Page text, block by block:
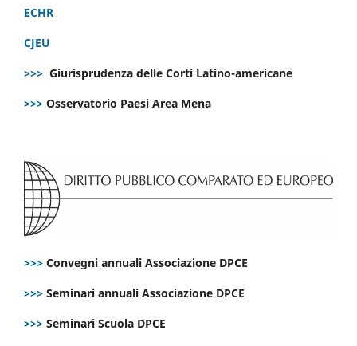
ECHR
CJEU
>>> Giurisprudenza delle Corti Latino-americane
>>> Osservatorio Paesi Area Mena
>>> Convegni annuali Associazione DPCE
>>> Seminari annuali Associazione DPCE
>>> Seminari Scuola DPCE